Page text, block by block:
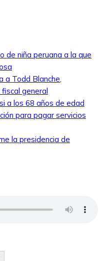
de niña peruana a la que
a Todd Blanche,
general
a los 68 años de edad
para pagar servicios
la presidencia de